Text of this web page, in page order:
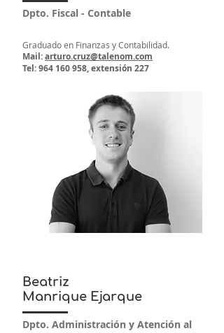
Dpto. Fiscal - Contable
Graduado en Finanzas y Contabilidad.
Mail:arturo.cruz@talenom.com
Tel:964 160 958, extensión 227
Beatriz
Manrique Ejarque
Dpto. Administración y Atención al